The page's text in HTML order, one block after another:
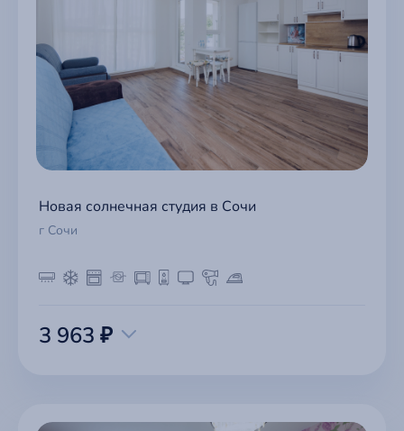
Новая солнечная студия в Сочи
г Сочи
3 963 ₽